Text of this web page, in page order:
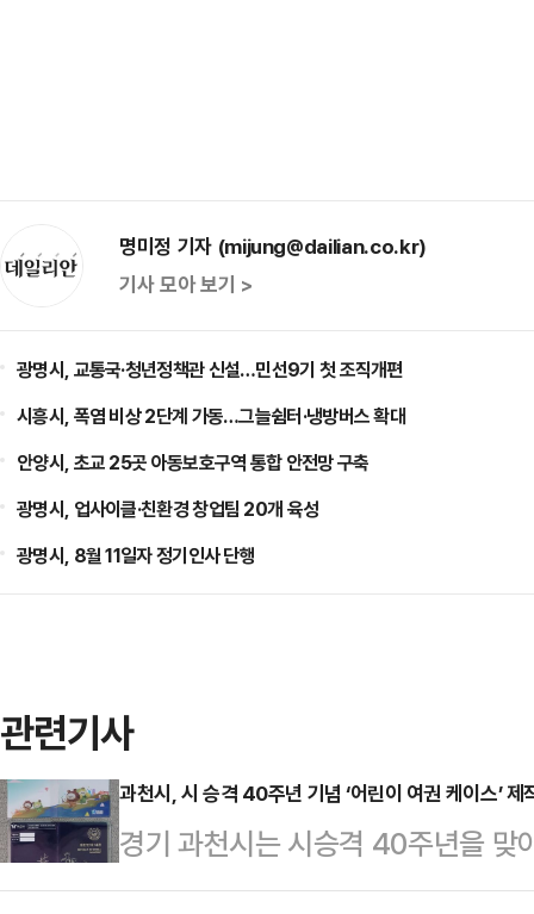
명미정 기자 (mijung@dailian.co.kr)
기사 모아 보기 >
광명시, 교통국·청년정책관 신설…민선9기 첫 조직개편
시흥시, 폭염 비상 2단계 가동…그늘쉼터·냉방버스 확대
안양시, 초교 25곳 아동보호구역 통합 안전망 구축
광명시, 업사이클·친환경 창업팀 20개 육성
광명시, 8월 11일자 정기인사 단행
관련기사
과천시, 시 승격 40주년 기념 ‘어린이 여권 케이스’ 제
경기 과천시는 시승격 40주년을 맞
‘어린이 여권 케이스’를 제작했다